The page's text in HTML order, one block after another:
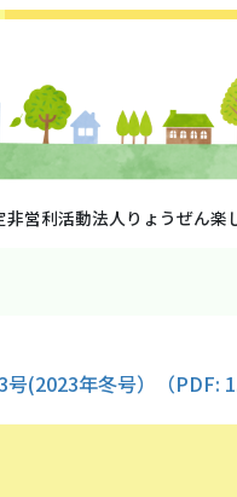
非営利活動法人りょうぜん楽
(2023年冬号）（PDF: